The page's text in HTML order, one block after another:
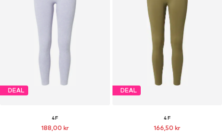
DEAL
4F
188,00 kr
DEAL
4F
166,50 kr